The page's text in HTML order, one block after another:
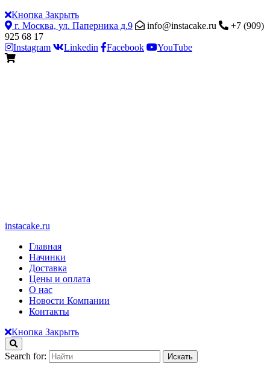
Кнопка Закрыть
г. Москва, ул. Паперника д.9
info@instacake.ru
+7 (909)
925 68 17
Instagram
Linkedin Facebook YouTube
instacake.ru
Главная
Начинки
Доставка
Цены и оплата
О нас
Новости Компании
Контакты
Кнопка Закрыть
Search for: